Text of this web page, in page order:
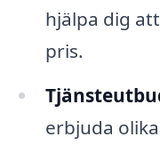
hjälpa dig
pris.
erbjuda